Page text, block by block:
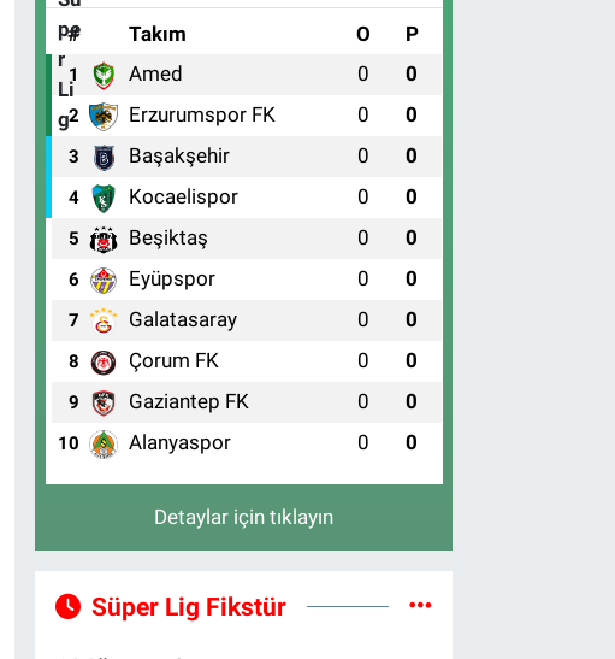
# Takım O P
1 Amed 0 0
2 Erzurumspor FK 0 0
3 Başakşehir 0 0
4 Kocaelispor 0 0
5 Beşiktaş 0 0
6 Eyüpspor 0 0
7 Galatasaray 0 0
8 Çorum FK 0 0
9 Gaziantep FK 0 0
10 Alanyaspor 0 0
Detaylar için tıklayın
Süper Lig Fikstür